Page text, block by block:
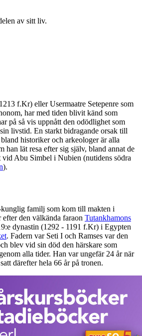
av sitt liv.
f.Kr) eller Usermaatre Setepenre som
har med tiden blivit känd som
på så vis uppnått den odödlighet som
livstid. En starkt bidragande orsak till
historiker och arkeologer är alla
han lät resa efter sig själv, bland annat de
Abu Simbel i Nubien (nutidens södra
).
kunglig familj som kom till makten i
efter den välkända faraon Tutankhamons
dynastin (1292 - 1191 f.Kr) i Egypten
. Fadern var Seti I och Ramses var den
blev vid sin död den härskare som
alla tider. Han var ungefär 24 år när
därefter hela 66 år på tronen.